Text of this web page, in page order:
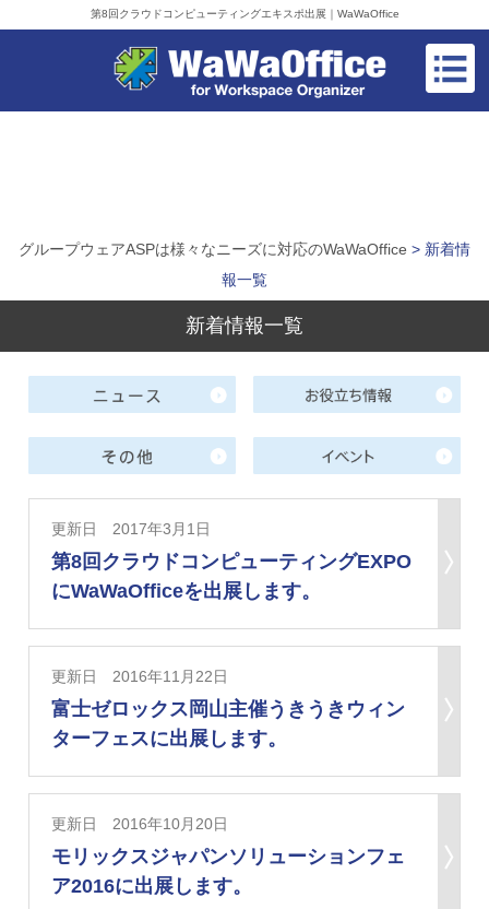
第8回クラウドコンピューティングエキスポ出展｜WaWaOffice
グループウェアASPは様々なニーズに対応のWaWaOffice > 新着情
報一覧
新着情報一覧
更新日 2017年3月1日
第8回クラウドコンピューティングEXPO
にWaWaOfficeを出展します。
更新日 2016年11月22日
富士ゼロックス岡山主催うきうきウィン
ターフェスに出展します。
更新日 2016年10月20日
モリックスジャパンソリューションフェ
ア2016に出展します。